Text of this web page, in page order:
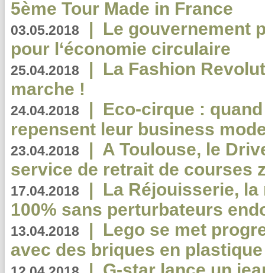
5ème Tour Made in France
03.05.2018 | Le gouvernement
pour l‘économie circulaire
25.04.2018 | La Fashion
marche !
24.04.2018 | Eco-cirque :
repensent leur business
23.04.2018 | A Toulouse, le
service de retrait de courses
17.04.2018 | La Réjouisserie,
100% sans perturbateurs
13.04.2018 | Lego se met
avec des briques en